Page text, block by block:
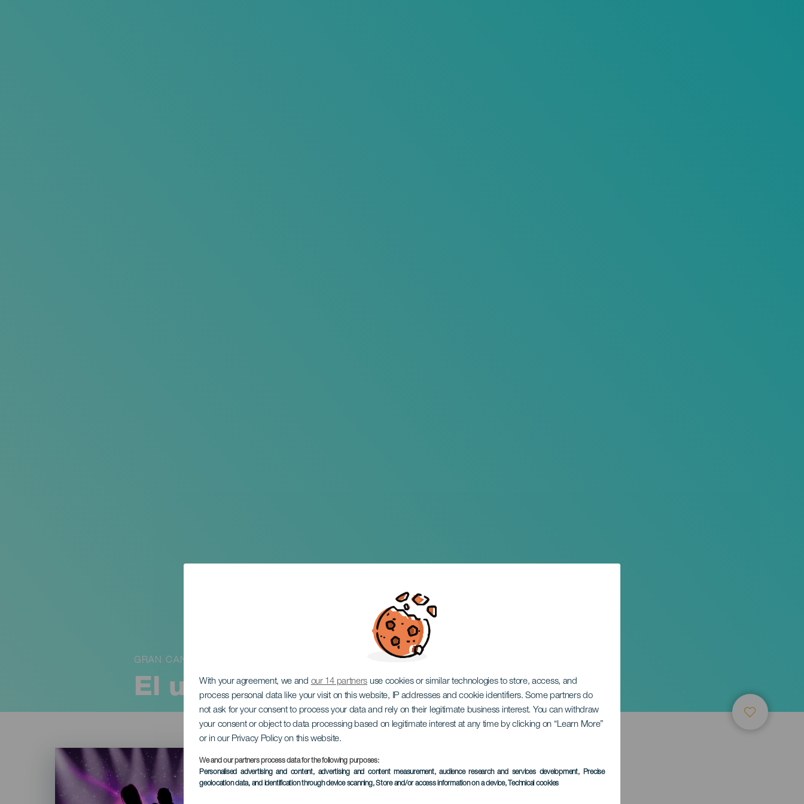
With your agreement, we and our 14 partners use cookies or similar technologies to store, access, and
process personal data like your visit on this website, IP addresses and cookie identifiers. Some partners do
not ask for your consent to process your data and rely on their legitimate business interest. You can withdraw
your consent or object to data processing based on legitimate interest at any time by clicking on “Learn More”
or in our Privacy Policy on this website.
We and our partners process data for the following purposes:
Personalised advertising and content, advertising and content measurement, audience research and services development, Precise
geolocation data, and identification through device scanning, Store and/or access information on a device, Technical cookies
El universo K-Pop
GRAN CANARIA
Imagen
Listado
EVENTO PASADO